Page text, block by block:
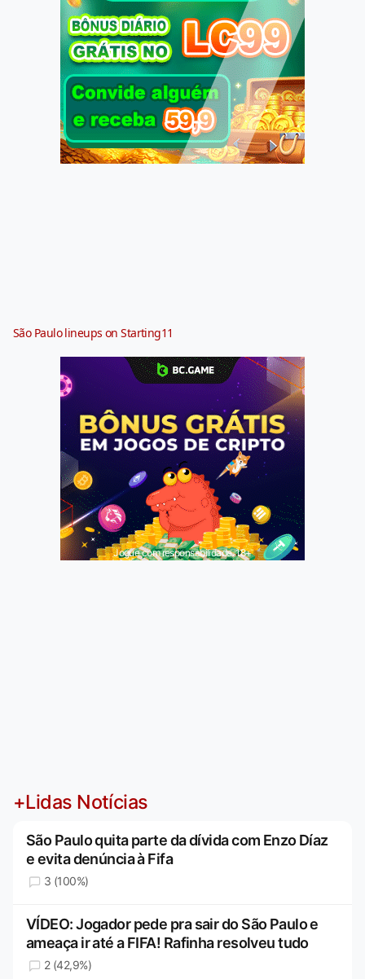
São Paulo lineups on Starting11
Jogue com responsabilidade. 18+
+Lidas Notícias
São Paulo quita parte da dívida com Enzo Díaz
e evita denúncia à Fifa
3 (100%)
VÍDEO: Jogador pede pra sair do São Paulo e
ameaça ir até a FIFA! Rafinha resolveu tudo
2 (42,9%)